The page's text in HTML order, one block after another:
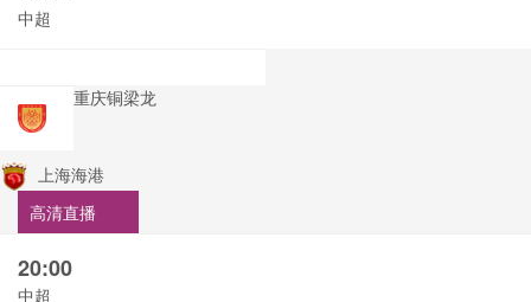
中超
重庆铜梁龙
上海海港
高清直播
20:00
中超